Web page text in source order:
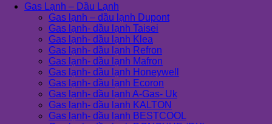
Gas Lạnh – Dầu Lạnh
Gas lạnh – dầu lạnh Dupont
Gas lạnh- dầu lạnh Taisei
Gas lạnh- dầu lạnh Klea
Gas lạnh- dầu lạnh Refron
Gas lạnh- dầu lạnh Mafron
Gas lạnh- dầu lạnh Honeywell
Gas lạnh- dầu lạnh Ecoron
Gas lạnh- dầu lạnh A-Gas- Uk
Gas lạnh- dầu lạnh KALTON
Gas lạnh- dầu lạnh BESTCOOL